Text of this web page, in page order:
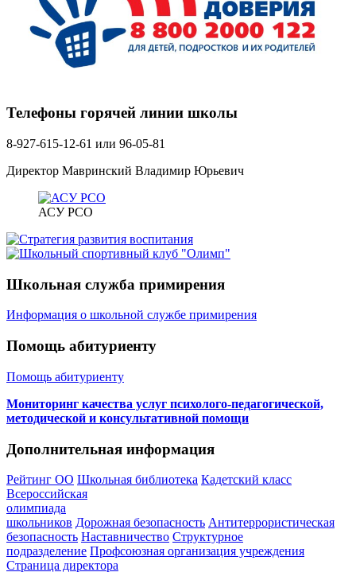
Телефоны горячей линии школы
8-927-615-12-61 или 96-05-81
Директор Мавринский Владимир Юрьевич
АСУ РСО
Школьная служба примирения
Информация о школьной службе примирения
Помощь абитуриенту
Помощь абитуриенту
Мониторинг качества услуг психолого-педагогической,
методической и консультативной помощи
Дополнительная информация
Рейтинг ОО Школьная библиотека Кадетский класс
Всероссийская
олимпиада
школьников Дорожная безопасность Антитеррористическая
безопасность Наставничество Структурное
подразделение Профсоюзная организация учреждения
Страница директора